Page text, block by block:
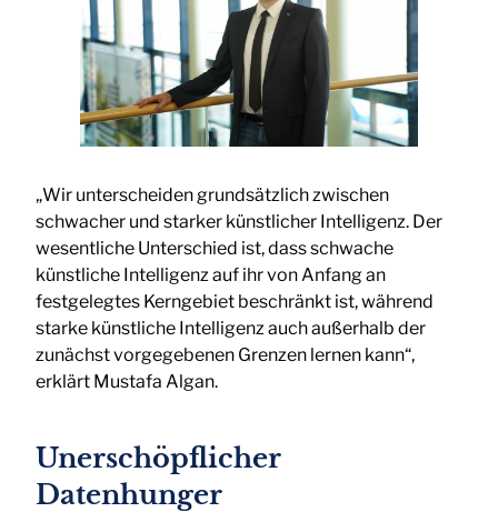
„Wir unterscheiden grundsätzlich zwischen
schwacher und starker künstlicher Intelligenz. Der
wesentliche Unterschied ist, dass schwache
künstliche Intelligenz auf ihr von Anfang an
festgelegtes Kerngebiet beschränkt ist, während
starke künstliche Intelligenz auch außerhalb der
zunächst vorgegebenen Grenzen lernen kann“,
erklärt Mustafa Algan.
Unerschöpflicher
Datenhunger